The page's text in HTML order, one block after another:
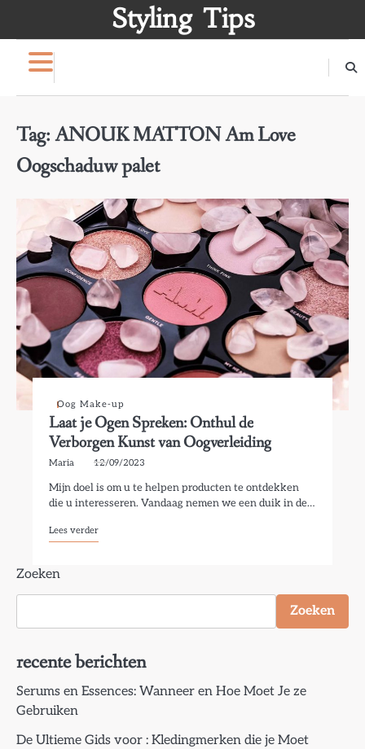
Styling Tips
Tag:ANOUK MATTON Am Love
Oogschaduw palet
Oog Make-up
Laat je Ogen Spreken: Onthul de
Verborgen Kunst van Oogverleiding
Maria 12/09/2023
Mijn doel is om u te helpen producten te ontdekken
die u interesseren. Vandaag nemen we een duik in de…
Lees verder
Zoeken
Zoeken
recente berichten
Serums en Essences: Wanneer en Hoe Moet Je ze
Gebruiken
De Ultieme Gids voor : Kledingmerken die je Moet